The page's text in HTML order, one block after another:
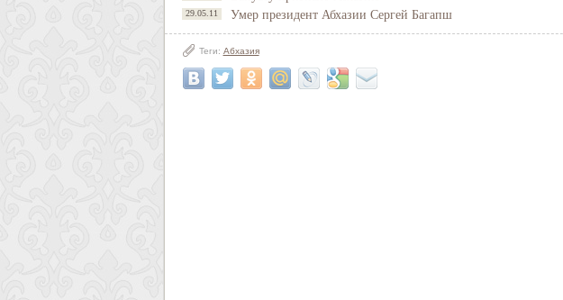
29.05.11 Умер президент Абхазии Сергей Багапш
Теги: Абхазия